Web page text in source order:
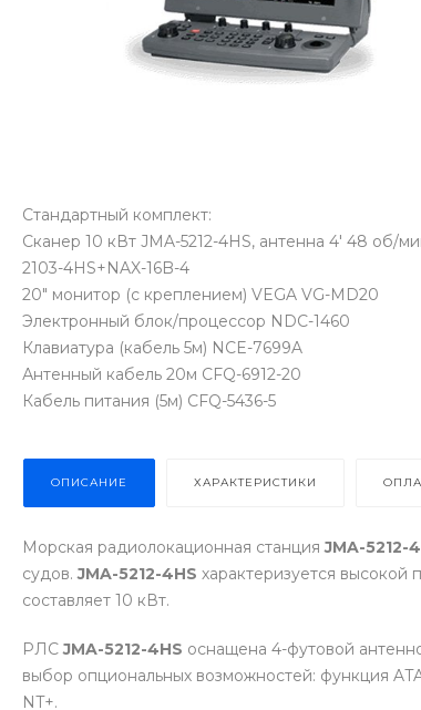
Стандартный комплект:
Сканер 10 кВт JMA-5212-4HS, антенна 4' 48 об/
2103-4HS+NAX-16B-4
20" монитор (с креплением) VEGA VG-MD20
Электронный блок/процессор NDC-1460
Клавиатура (кабель 5м) NCE-7699A
Антенный кабель 20м CFQ-6912-20
Кабель питания (5м) CFQ-5436-5
ОПИСАНИЕ ХАРАКТЕРИСТИКИ
Морская радиолокационная станция JMA-5212-
судов.JMA-5212-4HS характеризуется
составляет 10 кВт.
РЛСJMA-5212-4HS оснащена 4-футовой
выбор опциональных возможностей: функция
NT+.